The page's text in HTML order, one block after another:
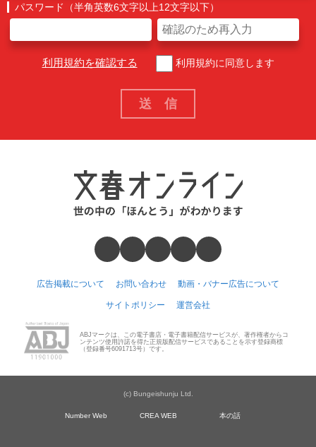
パスワード（半角英数6文字以上12文字以下）
利用規約を確認する 利用規約に同意します
広告掲載について お問い合わせ 動画・バナー広告について
サイトポリシー 運営会社
ABJマークは、この電子書店・電子書籍配信サービスが、著作権者からコ
ンテンツ使用許諾を得た正規版配信サービスであることを示す登録商標
（登録番号6091713号）です。
(c) Bungeishunju Ltd.
Number Web CREA WEB 本の話